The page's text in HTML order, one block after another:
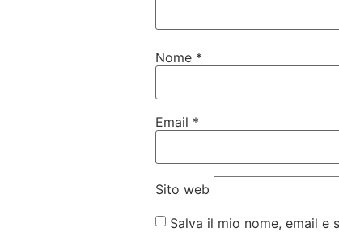
Nome *
Email *
Sito web
Salva il mio nome, email